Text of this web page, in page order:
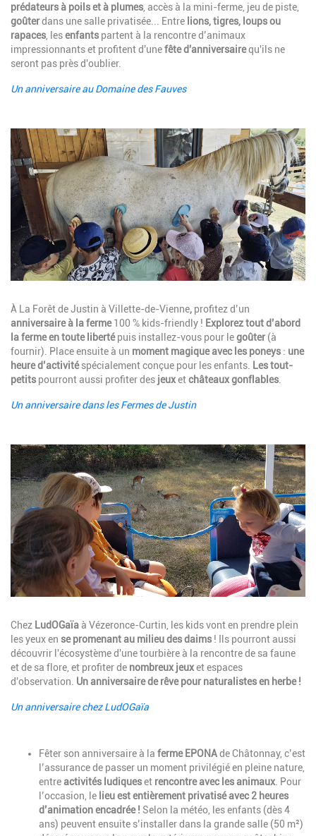
prédateurs à poils et à plumes, accès à la mini-ferme, jeu de piste,
goûterdans une salle privatisée... Entre lions, tigres, loups ou
rapaces, lesenfants partent à la rencontre d’animaux
impressionnants et profitent d'unefête d'anniversairequ'ils ne
seront pas près d'oublier.
Un anniversaire au Domaine des Fauves
Image
Description
À La Forêt de Justin à Villette-de-Vienne, profitez d’un
anniversaire à la ferme100 % kids-friendly ! Explorez tout d’abord
la ferme en toute libertépuis installez-vous pour legoûter (à
fournir). Place ensuite à un moment magique avec les poneys : une
heure d’activitéspécialement conçue pour les enfants.
Les tout-
petits pourront aussi profiter des jeuxetchâteaux gonflables
Un anniversaire dans les Fermes de Justin
Image
Description
Chez LudOGaïaà Vézeronce-Curtin, les kids vont en prendre plein
les yeux en se promenant au milieu des daims ! Ils pourront aussi
découvrir l'écosystème d'une tourbière à la rencontre de sa faune
et de sa flore, et profiter de nombreux jeuxet espaces
d'observation. Un anniversaire de rêve pour naturalistes en herbe !
Un anniversaire chez LudOGaïa
DescriptionFêter son anniversaire à la ferme EPONAde Châtonnay, c’est
l’assurance de passer un moment privilégié en pleine nature,
entreactivités ludiqueset rencontre avec les animaux . Pour
l’occasion, le lieu est entièrement privatiséavec 2 heures
d’animation encadrée ! Selon la météo, les enfants (dès 4
ans) peuvent ensuite s’installer dans la grande salle (50 m²)